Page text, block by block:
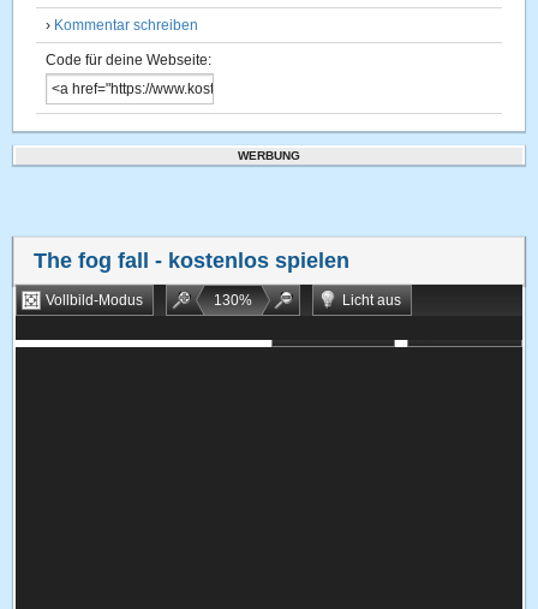
› Kommentar schreiben
Code für deine Webseite:
WERBUNG
The fog fall - kostenlos spielen
Vollbild-Modus 130%
Licht aus